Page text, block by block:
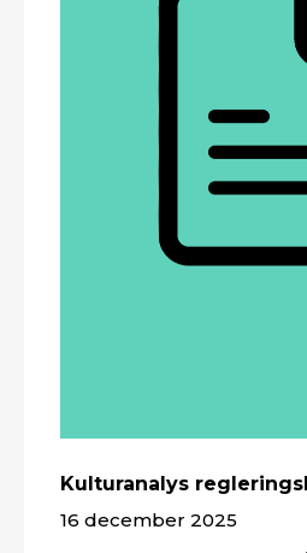
Kulturanalys
16 december 2025